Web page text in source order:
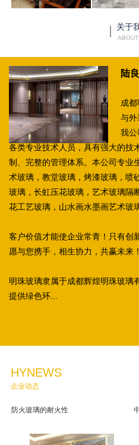
关于
ABOUT
陆
成
与外
我公
各类专业技术人员，具有强大的技
制、完整的管理体系。本公司专业
术玻璃，教堂玻璃，烤漆玻璃，喷
玻璃，长虹压花玻璃，艺术玻璃隔
花工艺玻璃，山水画水墨画艺术玻
客户价值才能使企业常青！只有创
愿与您携手，相生协力，共赢未来！
明珠玻璃隶属于成都辉煌明珠玻璃
提供绿色环...
HYNEWS
企业动态
防火玻璃的耐火性